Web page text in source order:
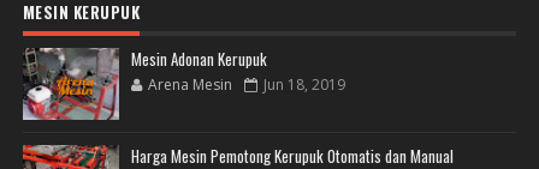
MESIN KERUPUK
Mesin Adonan Kerupuk
Arena Mesin Jun 18, 2019
Harga Mesin Pemotong Kerupuk Otomatis dan Manual